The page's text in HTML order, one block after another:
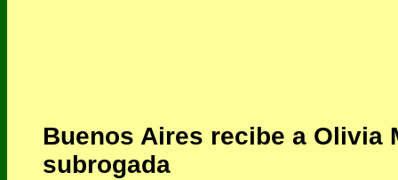
Buenos Aires recibe a Olivia
subrogada